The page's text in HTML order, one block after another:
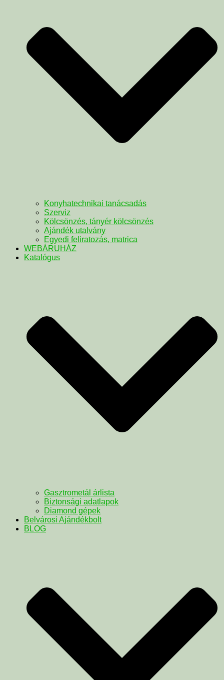
Konyhatechnikai tanácsadás
Szerviz
Kölcsönzés, tányér kölcsönzés
Ajándék utalvány
Egyedi feliratozás, matrica
WEBÁRUHÁZ
Katalógus
Gasztrometál árlista
Biztonsági adatlapok
Diamond gépek
Belvárosi Ajándékbolt
BLOG